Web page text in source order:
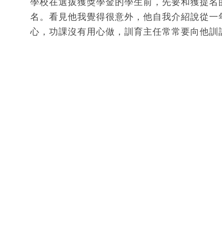
名。看見他我覺得很意外，他自我介紹說從
心，功課沒有用心做，訓育主任常常要向他